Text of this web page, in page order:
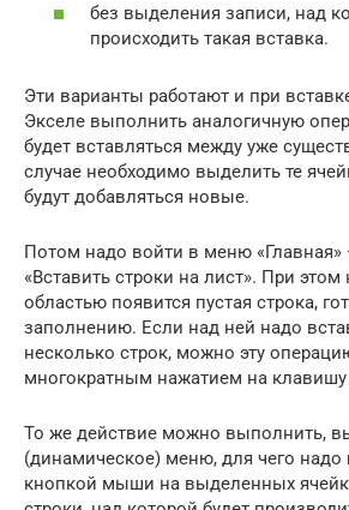
без выделения записи, над
происходить такая вставка.
Эти варианты работают и при
Экселе выполнить аналогичную
будет вставляться между уже
случае необходимо выделить те
будут добавляться новые.
Потом надо войти в меню «Главная»
«Вставить строки на лист». При
областью появится пустая строка,
заполнению. Если над ней надо
несколько строк, можно эту
многократным нажатием на клавишу
То же действие можно выполнить,
(динамическое) меню, для чего надо
кнопкой мыши на выделенных